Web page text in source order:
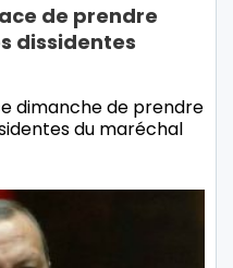
de prendre
dissidentes
dimanche de prendre
du maréchal